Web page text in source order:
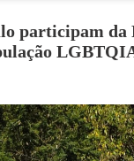
participam da